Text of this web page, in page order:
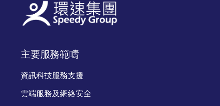
主要服務範疇
資訊科技服務支援
雲端服務及網絡安全